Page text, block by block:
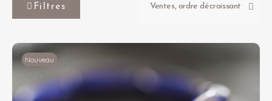
Filtres
Nouveau